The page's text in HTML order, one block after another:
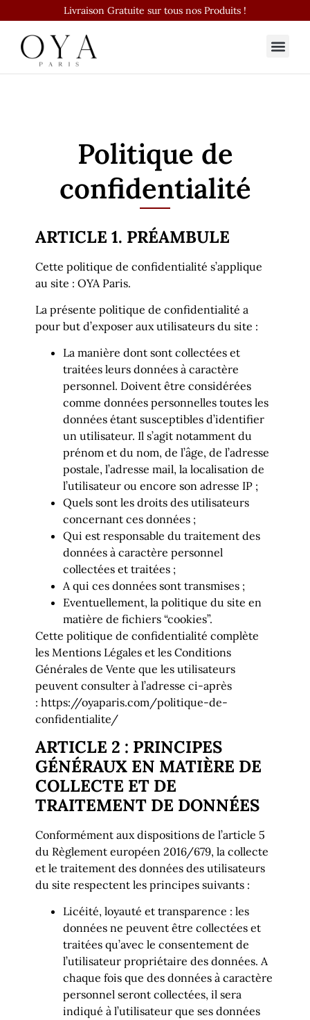
Livraison Gratuite sur tous nos Produits !
Politique de
confidentialité
ARTICLE 1. PRÉAMBULE
Cette politique de confidentialité s’applique
au site : OYA Paris.
La présente politique de confidentialité a
pour but d’exposer aux utilisateurs du site :
La manière dont sont collectées et
traitées leurs données à caractère
personnel. Doivent être considérées
comme données personnelles toutes les
données étant susceptibles d’identifier
un utilisateur. Il s’agit notamment du
prénom et du nom, de l’âge, de l’adresse
postale, l’adresse mail, la localisation de
l’utilisateur ou encore son adresse IP ;
Quels sont les droits des utilisateurs
concernant ces données ;
Qui est responsable du traitement des
données à caractère personnel
collectées et traitées ;
A qui ces données sont transmises ;
Eventuellement, la politique du site en
matière de fichiers “cookies”.
Cette politique de confidentialité complète
les Mentions Légales et les Conditions
Générales de Vente que les utilisateurs
peuvent consulter à l’adresse ci-après
: https://oyaparis.com/politique-de-
confidentialite/
ARTICLE 2 : PRINCIPES
GÉNÉRAUX EN MATIÈRE DE
COLLECTE ET DE
TRAITEMENT DE DONNÉES
Conformément aux dispositions de l’article 5
du Règlement européen 2016/679, la collecte
et le traitement des données des utilisateurs
du site respectent les principes suivants :
Licéité, loyauté et transparence : les
données ne peuvent être collectées et
traitées qu’avec le consentement de
l’utilisateur propriétaire des données. A
chaque fois que des données à caractère
personnel seront collectées, il sera
indiqué à l’utilisateur que ses données